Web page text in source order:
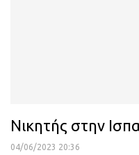
Nικητής στην
04/06/2023 20:36